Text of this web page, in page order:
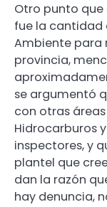
Otro punto
fue la cantidad
Ambiente para
provincia,
se argumentó
con otras
Hidrocarburos
inspectores, y
plantel que
dan la razón
hay denuncia,